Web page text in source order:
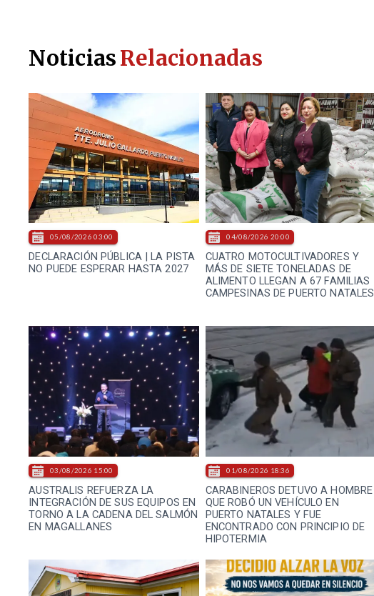
DECLARACIÓN PÚBLICA | LA PISTA
NO PUEDE ESPERAR HASTA 2027
05/08/2026 03:00
CUATRO MOTOCULTIVADORES Y
MÁS DE SIETE TONELADAS DE
ALIMENTO LLEGAN A 67 FAMILIAS
CAMPESINAS DE PUERTO NATALES
04/08/2026 20:00
AUSTRALIS REFUERZA LA
INTEGRACIÓN DE SUS EQUIPOS EN
TORNO A LA CADENA DEL SALMÓN
EN MAGALLANES
03/08/2026 15:00
CARABINEROS DETUVO A HOMBRE
QUE ROBÓ UN VEHÍCULO EN
PUERTO NATALES Y FUE
ENCONTRADO CON PRINCIPIO DE
HIPOTERMIA
01/08/2026 18:36
NoticiasRelacionadas